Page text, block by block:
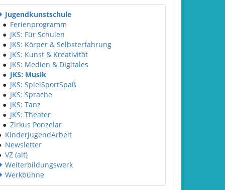
Jugendkunstschule
● Ferienprogramm
● JKS: Für Schulen
● JKS: Körper & Selbsterfahrung
● JKS: Kunst & Kreativität
● JKS: Medien & Digitales
● JKS: Musik
● JKS: SpielSportSpaß
● JKS: Sprache
● JKS: Tanz
● JKS: Theater
● Zirkus Ponzelar
KinderJugendArbeit
Newsletter
VZ (alt)
Weiterbildungswerk
Werkbühne